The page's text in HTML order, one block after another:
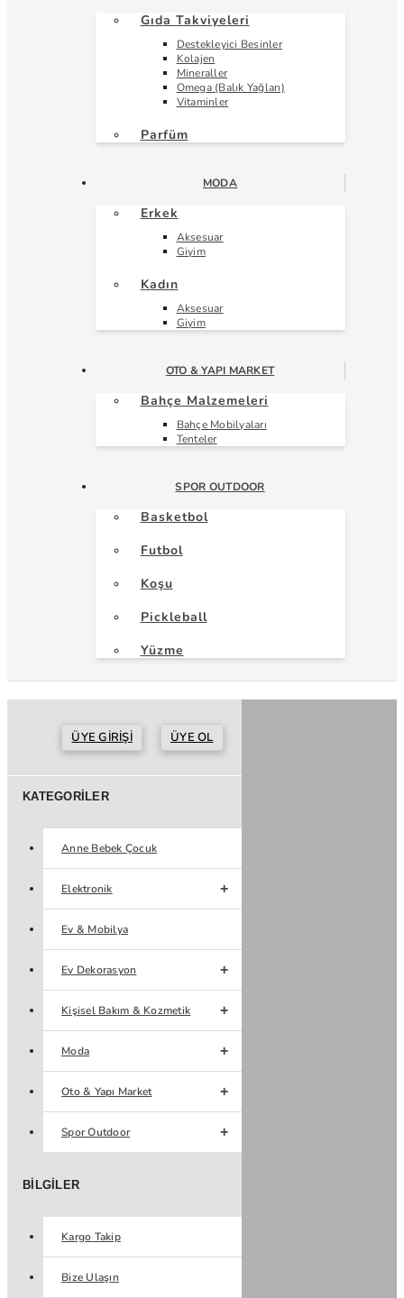
Gıda Takviyeleri
Destekleyici Besinler
Kolajen
Mineraller
Omega (Balık Yağları)
Vitaminler
Parfüm
MODA
Erkek
Aksesuar
Giyim
Kadın
Aksesuar
Giyim
OTO & YAPI MARKET
Bahçe Malzemeleri
Bahçe Mobilyaları
Tenteler
SPOR OUTDOOR
Basketbol
Futbol
Koşu
Pickleball
Yüzme
ÜYE GIRIŞI ÜYE OL
KATEGORILER
Anne Bebek Çocuk
Elektronik
Ev & Mobilya
Ev Dekorasyon
Kişisel Bakım & Kozmetik
Moda
Oto & Yapı Market
Spor Outdoor
BILGILER
Kargo Takip
Bize Ulaşın